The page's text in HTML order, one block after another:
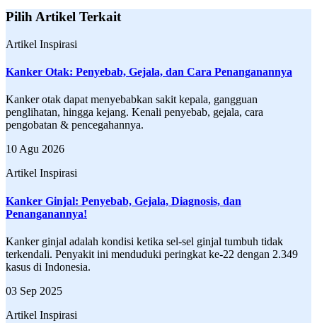
Pilih Artikel Terkait
Artikel Inspirasi
Kanker Otak: Penyebab, Gejala, dan Cara Penanganannya
Kanker otak dapat menyebabkan sakit kepala, gangguan
penglihatan, hingga kejang. Kenali penyebab, gejala, cara
pengobatan & pencegahannya.
10 Agu 2026
Artikel Inspirasi
Kanker Ginjal: Penyebab, Gejala, Diagnosis, dan
Penanganannya!
Kanker ginjal adalah kondisi ketika sel-sel ginjal tumbuh tidak
terkendali. Penyakit ini menduduki peringkat ke-22 dengan 2.349
kasus di Indonesia.
03 Sep 2025
Artikel Inspirasi